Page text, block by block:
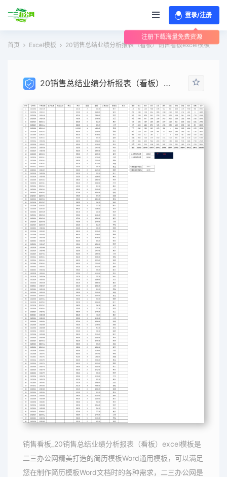
登录/注册
注册下载海量免费资源
首页
Excel模板 20销售总结业绩分析报表（看板）销售看板excel模板
20销售总结业绩分析报表（看板）销售看板excel模板
销售看板_20销售总结业绩分析报表（看板）excel模板是
二三办公网精美打造的简历模板Word通用模板，可以满足
您在制作简历模板Word文档时的各种需求，二三办公网是